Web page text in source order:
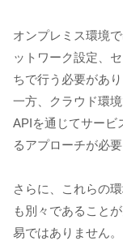
オンプレミス環境
ットワーク設定、
ちで行う必要があり
一方、クラウド環
APIを通じてサービ
るアプローチが必要
さらに、これらの
も別々であること
易ではありません。